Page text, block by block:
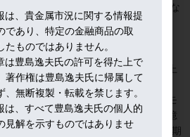
ビューで「第二波が不可避とは言えな
時もある」と発言を修正。
を強め、株は急騰しました。
金も買われ、１７００攻防から脱し、
とです。もはや、金は独自の動きで上
場の注目を集めた医療ベンチャー、モ
が発生。同社幹部が同社株を１００億
アSTAT社が報じたのです。ワクチン期
、貴金属市況に関する情報提
であり、特定の金融商品の取
ものではありません。
豊島逸夫氏の許可を得た上で
著作権は豊島逸夫氏に帰属して
無断複製・転載を禁じます。
、すべて豊島逸夫氏の個人的
見解を示すものではありませ